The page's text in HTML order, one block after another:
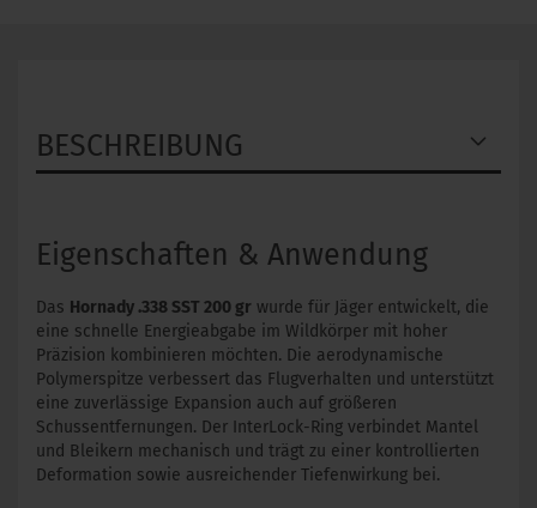
BESCHREIBUNG
Eigenschaften & Anwendung
Das Hornady .338 SST 200 gr wurde für Jäger entwickelt, die
eine schnelle Energieabgabe im Wildkörper mit hoher
Präzision kombinieren möchten. Die aerodynamische
Polymerspitze verbessert das Flugverhalten und unterstützt
eine zuverlässige Expansion auch auf größeren
Schussentfernungen. Der InterLock-Ring verbindet Mantel
und Bleikern mechanisch und trägt zu einer kontrollierten
Deformation sowie ausreichender Tiefenwirkung bei.